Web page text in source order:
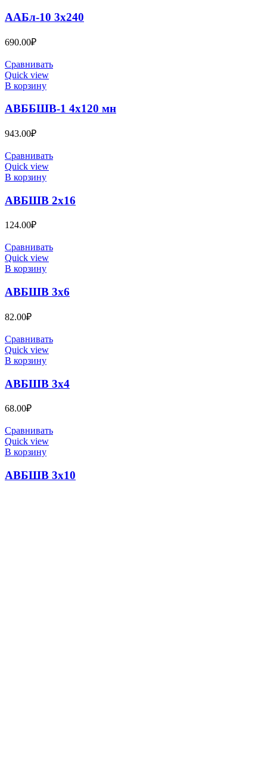
ААБл-10 3х240
690.00₽
Сравнивать
Quick view
В корзину
АВББШВ-1 4х120 мн
943.00₽
Сравнивать
Quick view
В корзину
АВБШВ 2х16
124.00₽
Сравнивать
Quick view
В корзину
АВБШВ 3х6
82.00₽
Сравнивать
Quick view
В корзину
АВБШВ 3х4
68.00₽
Сравнивать
Quick view
В корзину
АВБШВ 3х10